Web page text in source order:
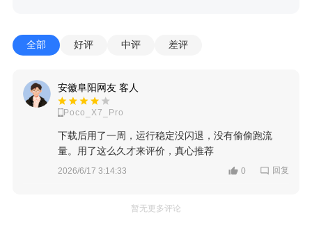
全部 好评 中评 差评
安徽阜阳网友 客人
Poco_X7_Pro
下载后用了一周，运行稳定没闪退，没有偷偷跑流
量。用了这么久才来评价，真心推荐
2026/6/17 3:14:33 0 回复
暂无更多评论